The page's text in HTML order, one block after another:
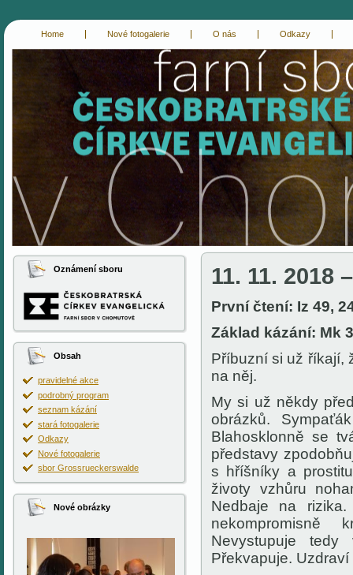
Home Nové fotogalerie O nás Odkazy
Oznámení sboru
Obsah
pravidelné akce
podrobný program
seznam kázání
stará fotogalerie
Odkazy
Nové fotogalerie
sbor Grossrueckerswalde
Nové obrázky
11. 11. 2018
První čtení: Iz 49,
Základ kázání: Mk
Příbuzní si už říkají,
na něj.
My si už někdy
obrázků.
Blahosklonně se
představy
s hříšníky a
životy vzhůru
Nedbaje na
nekompromisně
Nevystupuje tedy
Překvapuje.